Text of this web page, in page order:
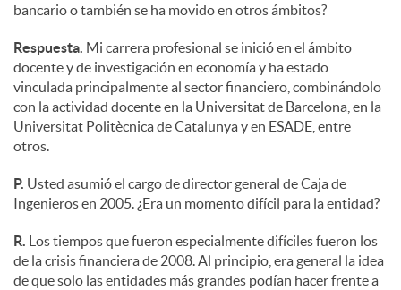
bancario o también se ha movido en otros ámbitos?
Respuesta. Mi carrera profesional se inició en el ámbito
docente y de investigación en economía y ha estado
vinculada principalmente al sector financiero, combinándolo
con la actividad docente en la Universitat de Barcelona, en la
Universitat Politècnica de Catalunya y en ESADE, entre
otros.
P. Usted asumió el cargo de director general de Caja de
Ingenieros en 2005. ¿Era un momento difícil para la entidad?
R. Los tiempos que fueron especialmente difíciles fueron los
de la crisis financiera de 2008. Al principio, era general la idea
de que solo las entidades más grandes podían hacer frente a